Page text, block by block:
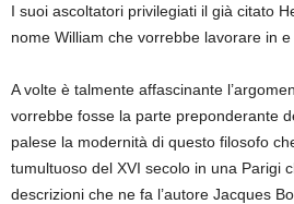
I suoi ascoltatori privilegiati il già citato
nome William che vorrebbe lavorare in e
A volte è talmente affascinante
vorrebbe fosse la parte preponderante
palese la modernità di questo filosofo
tumultuoso del XVI secolo in una Parigi
descrizioni che ne fa l’autore Jacques